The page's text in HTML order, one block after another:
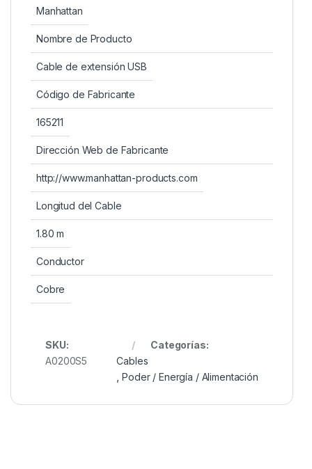
Manhattan
Nombre de Producto
Cable de extensión USB
Código de Fabricante
165211
Dirección Web de Fabricante
http://www.manhattan-products.com
Longitud del Cable
1.80 m
Conductor
Cobre
SKU:
A0200S5
Categorías:
Cables
,Poder / Energía / Alimentación